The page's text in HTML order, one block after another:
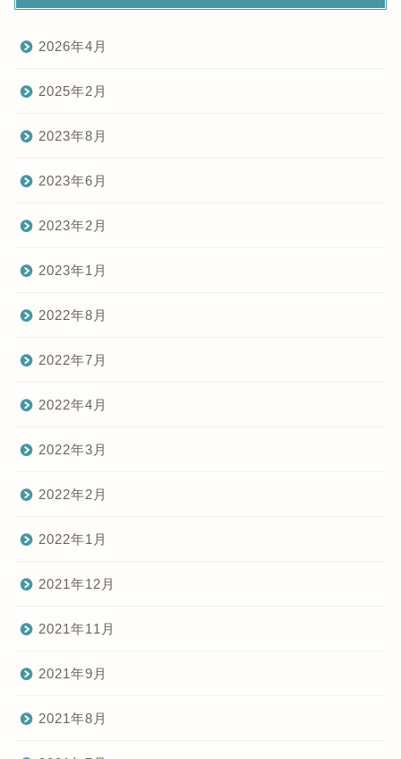
2026年4月
2025年2月
2023年8月
2023年6月
2023年2月
2023年1月
2022年8月
2022年7月
2022年4月
2022年3月
2022年2月
2022年1月
2021年12月
2021年11月
2021年9月
2021年8月